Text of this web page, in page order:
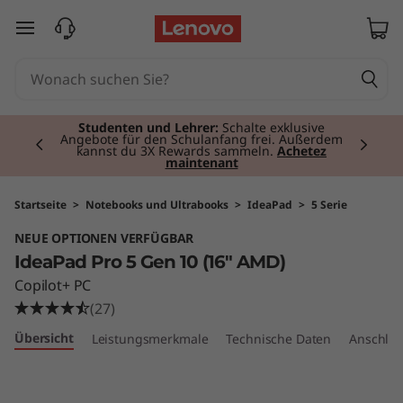
a
d
P
zum Hauptinhalt springen
Studenten und Lehrer: Schalte exklusive
Angebote für den Schulanfang frei. Außerdem
kannst du 3X Rewards sammeln. Achetez
maintenant
Currently displaying item 2 of 3
Startseite > Notebooks und Ultrabooks > IdeaPad > 5 Serie
NEUE OPTIONEN VERFÜGBAR
IdeaPad Pro 5 Gen 10 (16″ AMD)
Copilot+ PC
(27)
Übersicht Leistungsmerkmale Technische Daten